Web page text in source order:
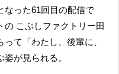
なった61回目の配信で
の こぶしファクトリー田
て「わたし、後輩に、
が見られる。